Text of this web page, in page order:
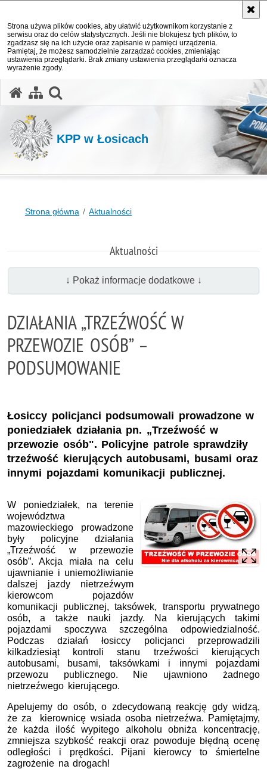
Strona używa plików cookies, aby ułatwić użytkownikom korzystanie z
serwisu oraz do celów statystycznych. Jeśli nie blokujesz tych plików, to
zgadzasz się na ich użycie oraz zapisanie w pamięci urządzenia.
Pamiętaj, że możesz samodzielnie zarządzać cookies, zmieniając
ustawienia przeglądarki. Brak zmiany ustawienia przeglądarki oznacza
wyrażenie zgody.
KPP w Łosicach
Strona główna Aktualności
Aktualności
↓ Pokaż informacje dodatkowe ↓
DZIAŁANIA „TRZEŹWOŚĆ W
PRZEWOZIE OSÓB” –
PODSUMOWANIE
Łosiccy policjanci podsumowali prowadzone w
poniedziałek działania pn. „Trzeźwość w
przewozie osób". Policyjne patrole sprawdziły
trzeźwość kierujących autobusami, busami oraz
innymi pojazdami komunikacji publicznej.
W poniedziałek, na terenie
województwa
mazowieckiego prowadzone
były policyjne działania
„Trzeźwość w przewozie
osób”. Akcja miała na celu
ujawnianie i uniemożliwianie
dalszej jazdy nietrzeźwym
kierowcom pojazdów
komunikacji publicznej, taksówek, transportu prywatnego
osób, a także nauki jazdy. Na kierujących takimi
pojazdami spoczywa szczególna odpowiedzialność.
Podczas działań łosiccy policjanci przeprowadzili
kilkadziesiąt kontroli stanu trzeźwości kierujących
autobusami, busami, taksówkami i innymi pojazdami
przewozu publicznego. Nie ujawniono żadnego
nietrzeźwego kierującego.
Apelujemy do osób, o zdecydowaną reakcję gdy widzą,
że za kierownicę wsiada osoba nietrzeźwa. Pamiętajmy,
że każda ilość wypitego alkoholu obniża koncentrację,
zmniejsza szybkość reakcji oraz powoduje błędną ocenę
odległości i prędkości. Pijani kierowcy to śmiertelne
zagrożenie na drogach!